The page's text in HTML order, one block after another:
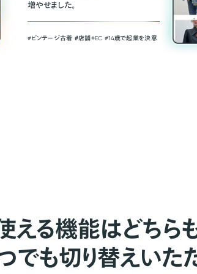
増やせました。
#ビンテージ古着 ＃店舗＋EC #14歳で起業を決意
える機能はどちら
でも切り替えいた